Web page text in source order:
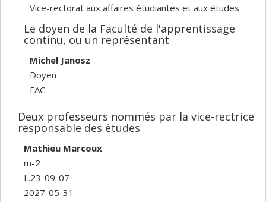
Vice-rectorat aux affaires étudiantes et aux études
Le doyen de la Faculté de l'apprentissage
continu, ou un représentant
Michel Janosz
Doyen
FAC
Deux professeurs nommés par la vice-rectrice
responsable des études
Mathieu Marcoux
m-2
L.23-09-07
2027-05-31